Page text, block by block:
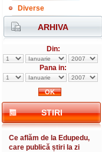
Diverse
ARHIVA
Din:
Pana in:
STIRI
Ce aflăm de la Edupedu,
care publică știri la zi